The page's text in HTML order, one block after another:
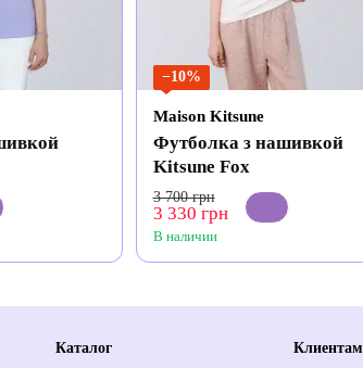
−10%
Maison Kitsune
Футболка з нашивкой
Kitsune Fox
3 700 грн
3 330 грн
В наличии
Каталог
Клиентам